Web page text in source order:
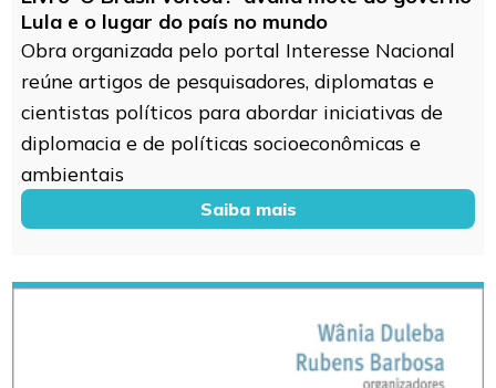
Lula e o lugar do país no mundo
Obra organizada pelo portal Interesse Nacional
reúne artigos de pesquisadores, diplomatas e
cientistas políticos para abordar iniciativas de
diplomacia e de políticas socioeconômicas e
ambientais
Saiba mais